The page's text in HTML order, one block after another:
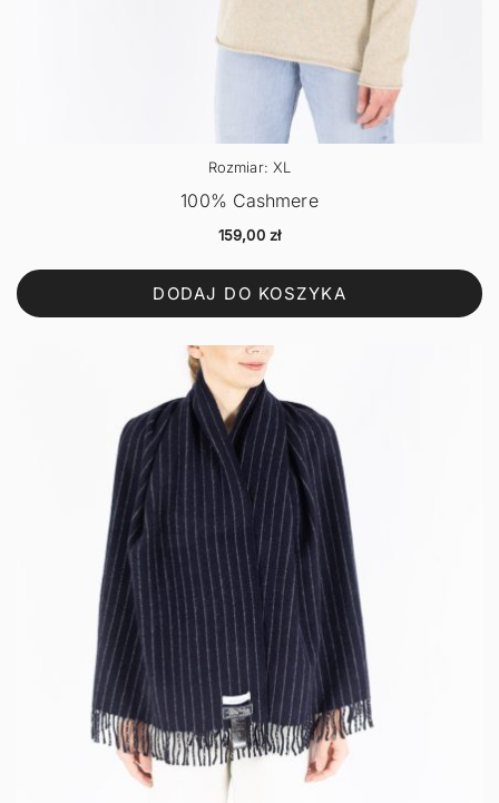
Rozmiar: XL
100% Cashmere
159,00 zł
DODAJ DO KOSZYKA